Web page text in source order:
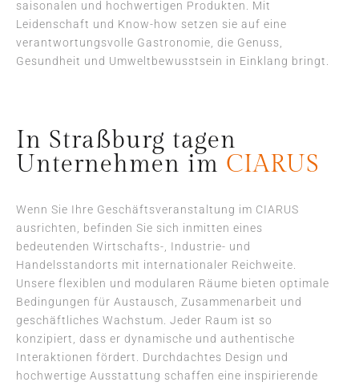
saisonalen und hochwertigen Produkten. Mit
Leidenschaft und Know-how setzen sie auf eine
verantwortungsvolle Gastronomie, die Genuss,
Gesundheit und Umweltbewusstsein in Einklang bringt.
In Straßburg tagen
Unternehmen im CIARUS
Wenn Sie Ihre Geschäftsveranstaltung im CIARUS
ausrichten, befinden Sie sich inmitten eines
bedeutenden Wirtschafts-, Industrie- und
Handelsstandorts mit internationaler Reichweite.
Unsere flexiblen und modularen Räume bieten optimale
Bedingungen für Austausch, Zusammenarbeit und
geschäftliches Wachstum. Jeder Raum ist so
konzipiert, dass er dynamische und authentische
Interaktionen fördert. Durchdachtes Design und
hochwertige Ausstattung schaffen eine inspirierende